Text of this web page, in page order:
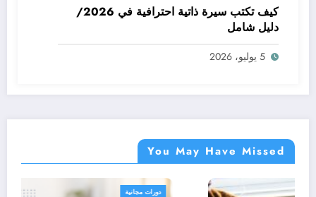
كيف تكتب سيرة ذاتية احترافية في 2026/
دليل شامل
5 يوليو، 2026
You May Have Missed
دورات مجانية